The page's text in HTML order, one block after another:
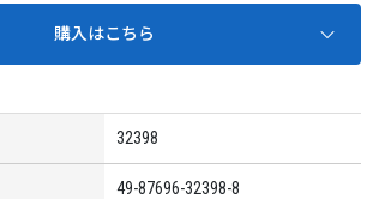
購入はこちら
32398
49-87696-32398-8